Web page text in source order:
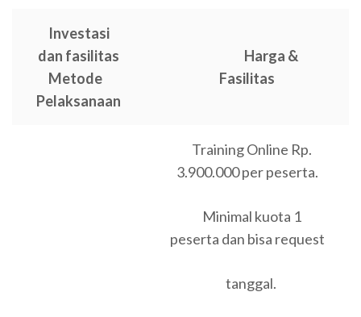
Investasi
dan fasilitas
Metode
Pelaksanaan
Harga &
Fasilitas
Training Online Rp.
3.900.000 per peserta.
Minimal kuota 1
peserta dan bisa request
tanggal.